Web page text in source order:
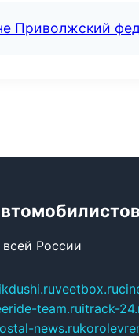
Приволжский
России
veetbox.ru
team.ruitrack-
news.ru